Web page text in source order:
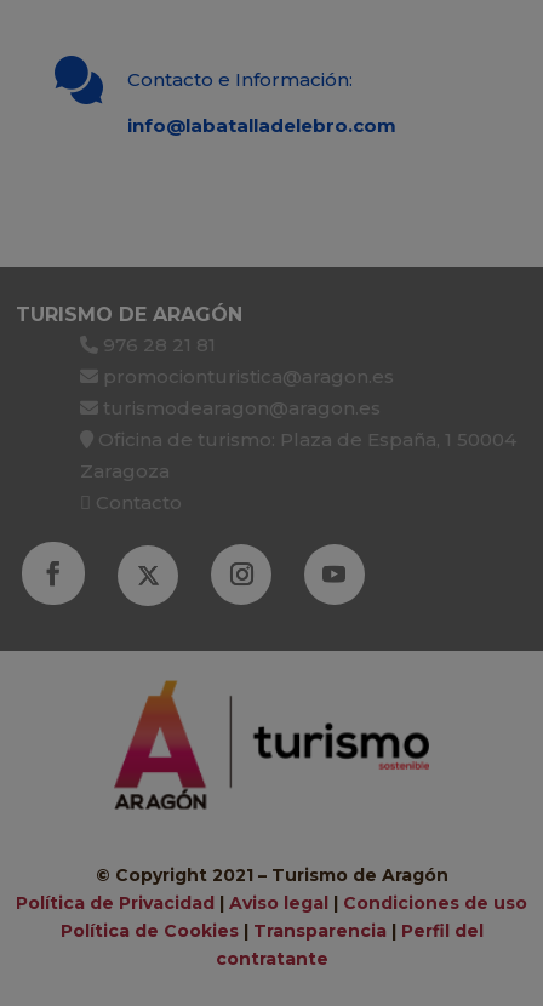
Contacto e Información:
info@labatalladelebro.com
TURISMO DE ARAGÓN
976 28 21 81
promocionturistica@aragon.es
turismodearagon@aragon.es
Oficina de turismo: Plaza de España, 1 50004
Zaragoza
Contacto
© Copyright 2021 – Turismo de Aragón
Política de Privacidad
Aviso legal
Condiciones de uso
Política de Cookies| Transparencia
Perfil del
contratante